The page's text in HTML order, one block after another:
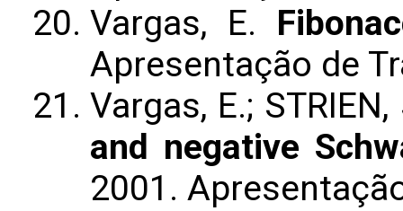
Vargas, E.
Apresentação de
Vargas, E.;
and negative
2001.